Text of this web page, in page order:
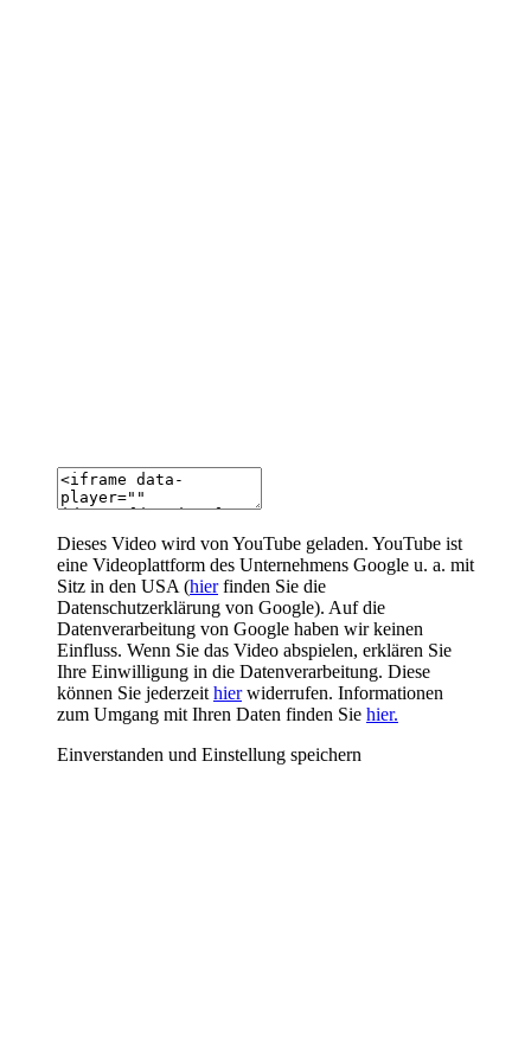
Dieses Video wird von YouTube geladen. YouTube ist
eine Videoplattform des Unternehmens Google u. a. mit
Sitz in den USA (hierfinden Sie die
Datenschutzerklärung von Google). Auf die
Datenverarbeitung von Google haben wir keinen
Einfluss. Wenn Sie das Video abspielen, erklären Sie
Ihre Einwilligung in die Datenverarbeitung. Diese
können Sie jederzeit hierwiderrufen. Informationen
zum Umgang mit Ihren Daten finden Sie hier.
Einverstanden und Einstellung speichern